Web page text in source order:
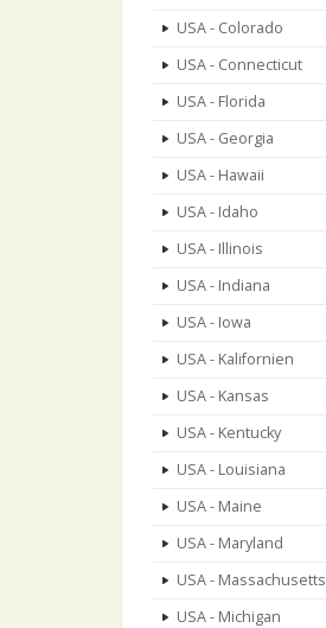
USA - Colorado
USA - Connecticut
USA - Florida
USA - Georgia
USA - Hawaii
USA - Idaho
USA - Illinois
USA - Indiana
USA - Iowa
USA - Kalifornien
USA - Kansas
USA - Kentucky
USA - Louisiana
USA - Maine
USA - Maryland
USA - Massachusetts
USA - Michigan